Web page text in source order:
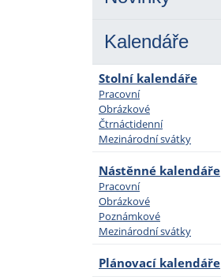
Kalendáře
Stolní kalendáře
Pracovní
Obrázkové
Čtrnáctidenní
Mezinárodní svátky
Nástěnné kalendáře
Pracovní
Obrázkové
Poznámkové
Mezinárodní svátky
Plánovací kalendáře